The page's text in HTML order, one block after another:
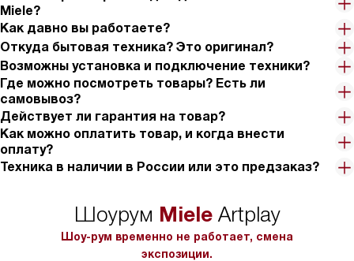
Miele?
Как давно вы работаете?
Откуда бытовая техника? Это оригинал?
Возможны установка и подключение техники?
Где можно посмотреть товары? Есть ли
самовывоз?
Действует ли гарантия на товар?
Как можно оплатить товар, и когда внести
оплату?
Техника в наличии в России или это предзаказ?
Шоурум MieleArtplay
Шоу-рум временно не работает, смена
экспозиции.